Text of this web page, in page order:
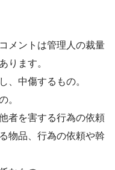
メントは管理人の裁量
ります。
、中傷するもの。
。
者を害する行為の依頼
物品、行為の依頼や斡